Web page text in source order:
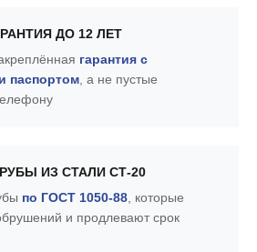
ДО 12 ЛЕТ
гарантия с
паспортом , а не пустые
ИЗ СТАЛИ СТ-20
по ГОСТ 1050-88 , которые
и продлевают срок